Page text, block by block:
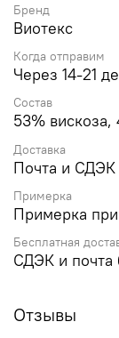
Бренд
Виотекс
Когда отправим
Через 14-21
Состав
53%
Доставка
Почта и СДЭК
Примерка
Примерка
Бесплатная
СДЭК и почта
Отзывы